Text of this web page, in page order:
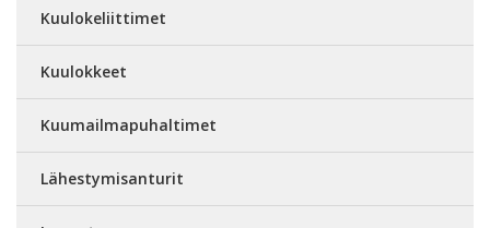
Kuulokeliittimet
Kuulokkeet
Kuumailmapuhaltimet
Lähestymisanturit